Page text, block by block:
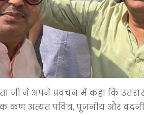
जी ने अपने प्रवचन में कहा कि
कण अत्यंत पवित्र, पूजनीय और